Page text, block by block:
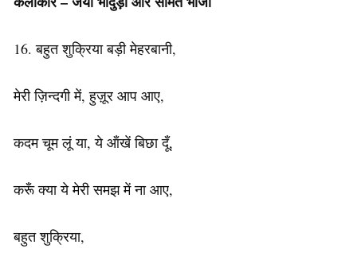
16. बहुत शुक्रिया बड़ी मेहरबानी,
मेरी ज़िन्दगी में, हुज़ूर आप आए,
कदम चूम लूं या, ये ऑंखें बिछा दूँ,
करूँ क्या ये मेरी समझ में ना आए,
बहुत शुक्रिया,